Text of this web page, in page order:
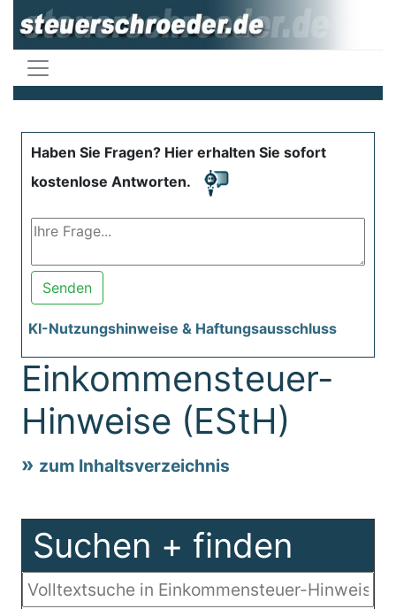
Haben Sie Fragen? Hier erhalten Sie sofort
kostenlose Antworten.
Senden
KI-Nutzungshinweise & Haftungsausschluss
Einkommensteuer-
Hinweise (EStH)
zum Inhaltsverzeichnis
Suchen + finden